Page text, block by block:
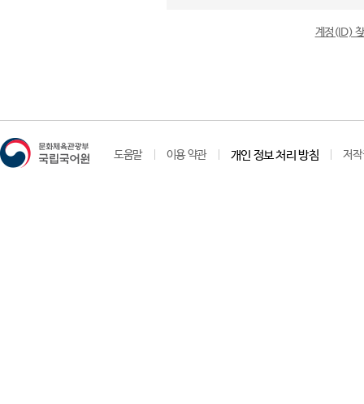
계정(ID)
도움말 이용 약관 개인 정보 처리 방침 저